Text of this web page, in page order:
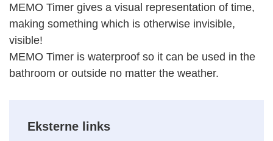
MEMO Timer gives a visual representation of time,
making something which is otherwise invisible,
visible!
MEMO Timer is waterproof so it can be used in the
bathroom or outside no matter the weather.
Eksterne links